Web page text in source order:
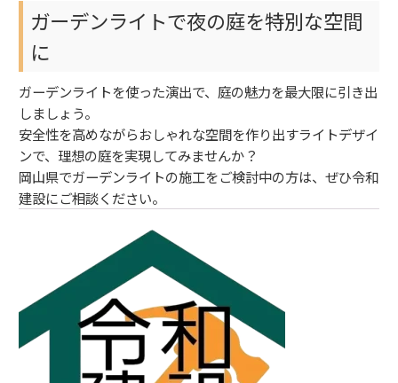
ガーデンライトで夜の庭を特別な空間
に
ガーデンライトを使った演出で、庭の魅力を最大限に引き出
しましょう。
安全性を高めながらおしゃれな空間を作り出すライトデザイ
ンで、理想の庭を実現してみませんか？
岡山県でガーデンライトの施工をご検討中の方は、ぜひ令和
建設にご相談ください。